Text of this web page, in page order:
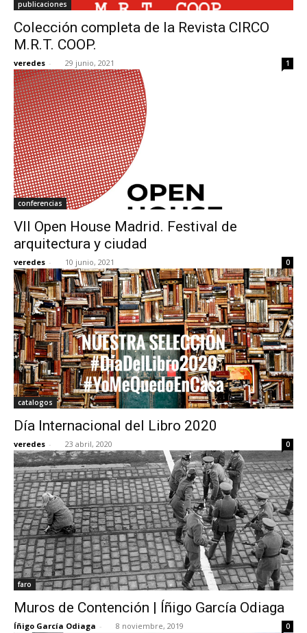
publicaciones
Colección completa de la Revista CIRCO
M.R.T. COOP.
veredes - 29 junio, 2021 1
conferencias
VII Open House Madrid. Festival de
arquitectura y ciudad
veredes - 10 junio, 2021 0
catalogos
Día Internacional del Libro 2020
veredes - 23 abril, 2020 0
faro
Muros de Contención | Íñigo García Odiaga
Íñigo García Odiaga - 8 noviembre, 2019 0